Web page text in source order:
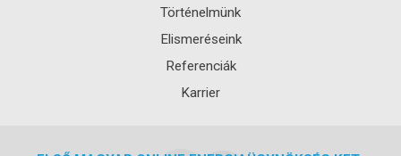
Történelmünk
Elismeréseink
Referenciák
Karrier